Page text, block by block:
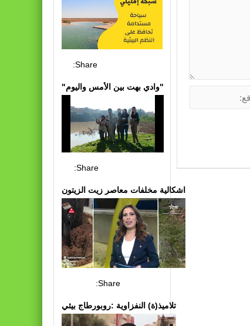
Share:
"وادي بهت بين الأمس واليوم"
Share:
اشكالية مخلفات معاصر زيت الزيتون
Share:
تلاميذ(ة) النفزاوية :روبورطاج بيئي